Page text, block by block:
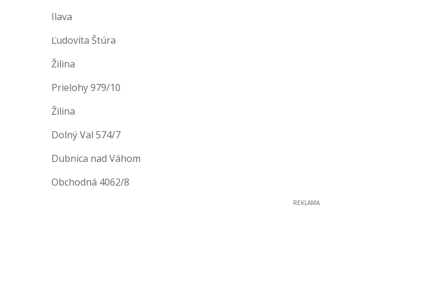
Ilava
Ľudovíta Štúra
Žilina
Prielohy 979/10
Žilina
Dolný Val 574/7
Dubnica nad Váhom
Obchodná 4062/8
REKLAMA